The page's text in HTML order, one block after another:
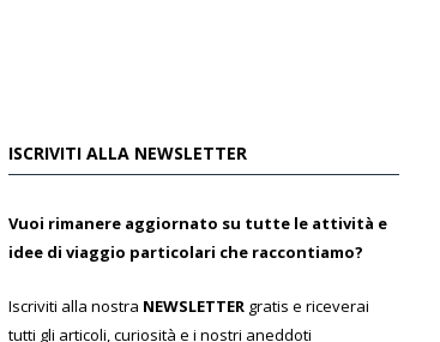
ISCRIVITI ALLA NEWSLETTER
Vuoi rimanere aggiornato su tutte le attività e
idee di viaggio particolari che raccontiamo?
Iscriviti alla nostra NEWSLETTER gratis e riceverai
tutti gli articoli, curiosità e i nostri aneddoti